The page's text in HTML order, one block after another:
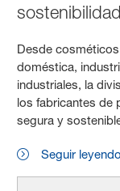
Desde
doméstica,
industriales, la
los fabricantes de
segura y
Seguir leyendo